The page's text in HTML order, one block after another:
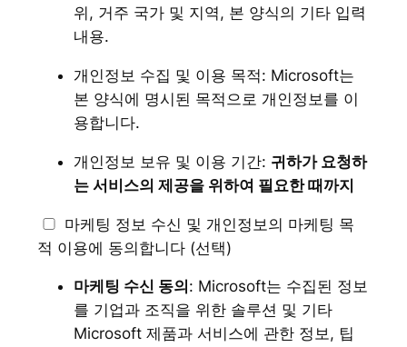
위, 거주 국가 및 지역, 본 양식의 기타 입력
내용.
개인정보 수집 및 이용 목적: Microsoft는
본 양식에 명시된 목적으로 개인정보를 이
용합니다.
개인정보 보유 및 이용 기간: 귀하가 요청하
는 서비스의 제공을 위하여 필요한 때까지
마케팅 정보 수신 및 개인정보의 마케팅 목
적 이용에 동의합니다 (선택)
마케팅 수신 동의 : Microsoft는 수집된 정보
를 기업과 조직을 위한 솔루션 및 기타
Microsoft 제품과 서비스에 관한 정보, 팁